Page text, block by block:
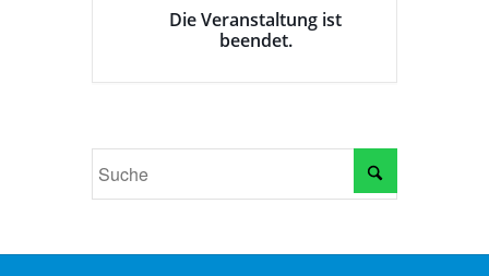
Die Veranstaltung ist
beendet.